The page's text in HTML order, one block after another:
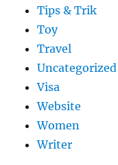
Tips & Trik
Toy
Travel
Uncategorized
Visa
Website
Women
Writer